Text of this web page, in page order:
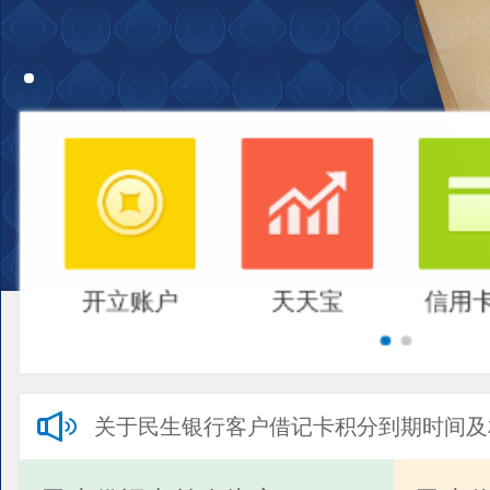
开立账户 天天宝 信用
关于民生银行客户借记卡积分到期时间